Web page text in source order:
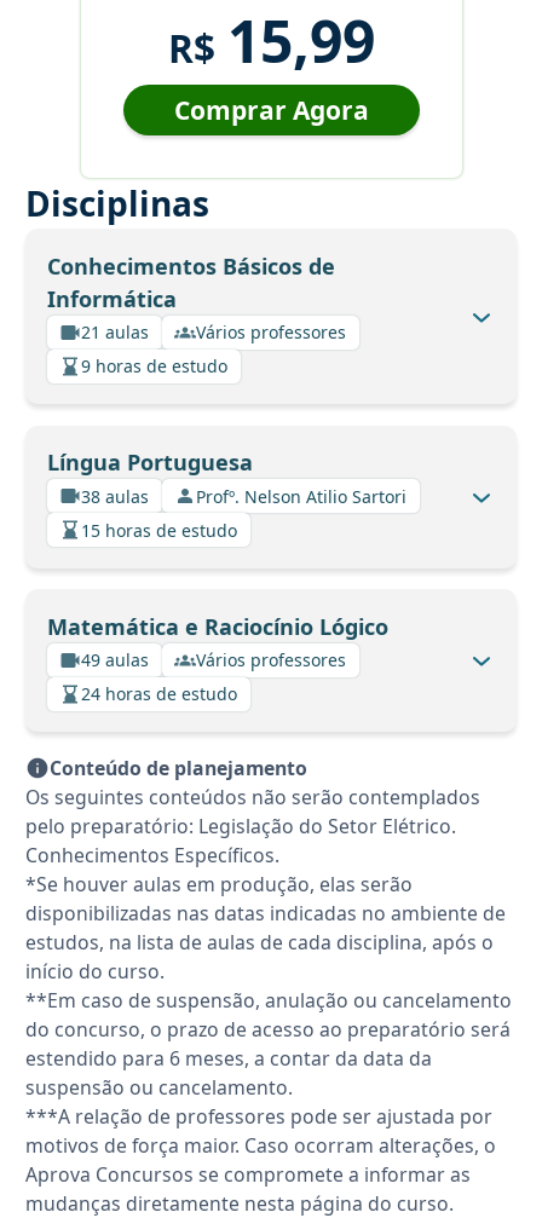
R$ 15,99
Comprar Agora
Disciplinas
Conhecimentos Básicos de
Informática
21 aulas
Vários professores
9 horas de estudo
Língua Portuguesa
38 aulas
Profº. Nelson Atilio Sartori
15 horas de estudo
Matemática e Raciocínio Lógico
49 aulas
Vários professores
24 horas de estudo
Conteúdo de planejamento
Os seguintes conteúdos não serão contemplados
pelo preparatório: Legislação do Setor Elétrico.
Conhecimentos Específicos.
*Se houver aulas em produção, elas serão
disponibilizadas nas datas indicadas no ambiente de
estudos, na lista de aulas de cada disciplina, após o
início do curso.
**Em caso de suspensão, anulação ou cancelamento
do concurso, o prazo de acesso ao preparatório será
estendido para 6 meses, a contar da data da
suspensão ou cancelamento.
***A relação de professores pode ser ajustada por
motivos de força maior. Caso ocorram alterações, o
Aprova Concursos se compromete a informar as
mudanças diretamente nesta página do curso.